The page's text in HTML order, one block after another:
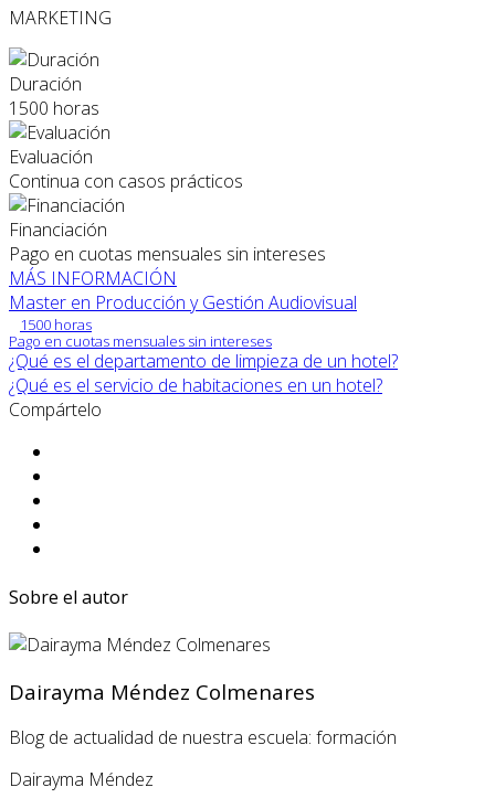
MARKETING
Duración
1500 horas
Evaluación
Continua con casos prácticos
Financiación
Pago en cuotas mensuales sin intereses
MÁS INFORMACIÓN
Master en Producción y Gestión Audiovisual
1500 horas
Pago en cuotas mensuales sin intereses
¿Qué es el departamento de limpieza de un hotel?
¿Qué es el servicio de habitaciones en un hotel?
Compártelo
Sobre el autor
Dairayma Méndez Colmenares
Blog de actualidad de nuestra escuela: formación
Dairayma Méndez